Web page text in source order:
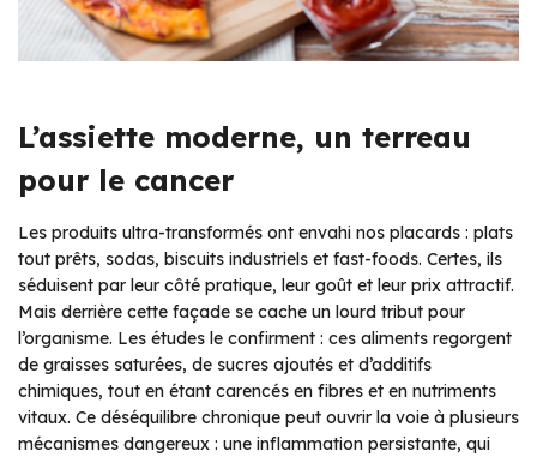
L’assiette moderne, un terreau
pour le cancer
Les produits ultra-transformés ont envahi nos placards : plats
tout prêts, sodas, biscuits industriels et fast-foods. Certes, ils
séduisent par leur côté pratique, leur goût et leur prix attractif.
Mais derrière cette façade se cache un lourd tribut pour
l’organisme. Les études le confirment : ces aliments regorgent
de graisses saturées, de sucres ajoutés et d’additifs
chimiques, tout en étant carencés en fibres et en nutriments
vitaux. Ce déséquilibre chronique peut ouvrir la voie à plusieurs
mécanismes dangereux : une inflammation persistante, qui